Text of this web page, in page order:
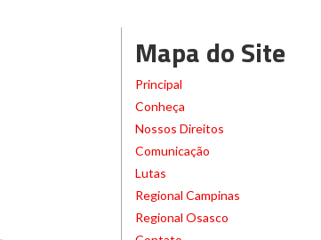
Mapa do Site
Principal
Conheça
Nossos Direitos
Comunicação
Lutas
Regional Campinas
Regional Osasco